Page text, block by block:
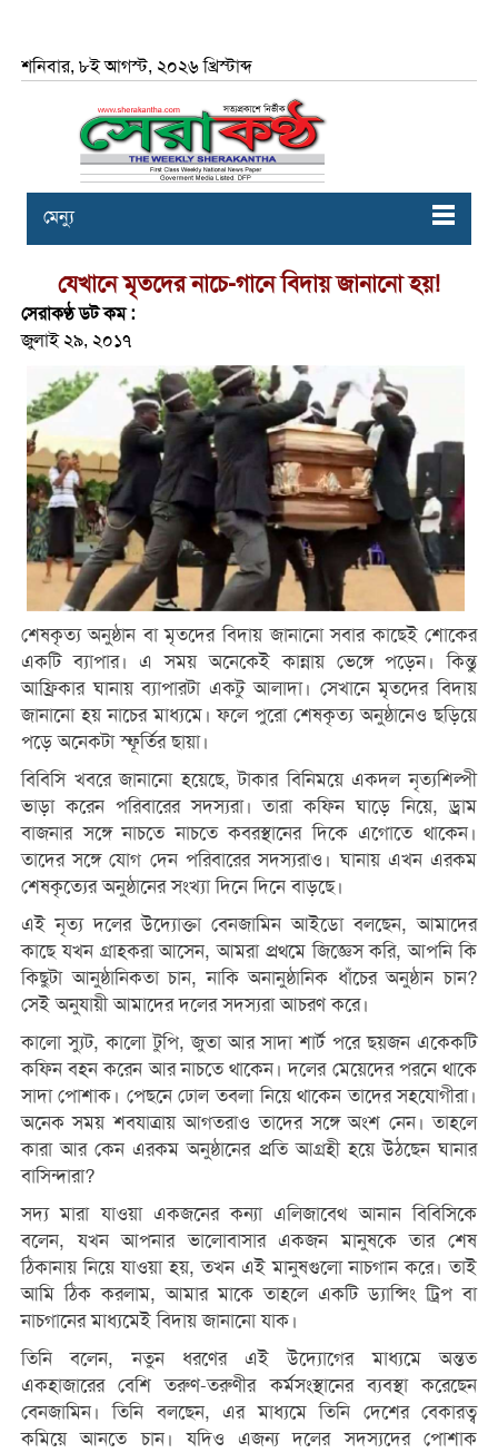
শনিবার, ৮ই আগস্ট, ২০২৬ খ্রিস্টাব্দ
মেন্যু
যেখানে মৃতদের নাচে-গানে বিদায় জানানো হয়!
সেরাকণ্ঠ ডট কম :
জুলাই ২৯, ২০১৭
শেষকৃত্য অনুষ্ঠান বা মৃতদের বিদায় জানানো সবার কাছেই শোকের
একটি ব্যাপার। এ সময় অনেকেই কান্নায় ভেঙ্গে পড়েন। কিন্তু
আফ্রিকার ঘানায় ব্যাপারটা একটু আলাদা। সেখানে মৃতদের বিদায়
জানানো হয় নাচের মাধ্যমে। ফলে পুরো শেষকৃত্য অনুষ্ঠানেও ছড়িয়ে
পড়ে অনেকটা স্ফূর্তির ছায়া।
বিবিসি খবরে জানানো হয়েছে, টাকার বিনিময়ে একদল নৃত্যশিল্পী
ভাড়া করেন পরিবারের সদস্যরা। তারা কফিন ঘাড়ে নিয়ে, ড্রাম
বাজনার সঙ্গে নাচতে নাচতে কবরস্থানের দিকে এগোতে থাকেন।
তাদের সঙ্গে যোগ দেন পরিবারের সদস্যরাও। ঘানায় এখন এরকম
শেষকৃত্যের অনুষ্ঠানের সংখ্যা দিনে দিনে বাড়ছে।
এই নৃত্য দলের উদ্যোক্তা বেনজামিন আইডো বলছেন, আমাদের
কাছে যখন গ্রাহকরা আসেন, আমরা প্রথমে জিজ্ঞেস করি, আপনি কি
কিছুটা আনুষ্ঠানিকতা চান, নাকি অনানুষ্ঠানিক ধাঁচের অনুষ্ঠান চান?
সেই অনুযায়ী আমাদের দলের সদস্যরা আচরণ করে।
কালো স্যুট, কালো টুপি, জুতা আর সাদা শার্ট পরে ছয়জন একেকটি
কফিন বহন করেন আর নাচতে থাকেন। দলের মেয়েদের পরনে থাকে
সাদা পোশাক। পেছনে ঢোল তবলা নিয়ে থাকেন তাদের সহযোগীরা।
অনেক সময় শবযাত্রায় আগতরাও তাদের সঙ্গে অংশ নেন। তাহলে
কারা আর কেন এরকম অনুষ্ঠানের প্রতি আগ্রহী হয়ে উঠছেন ঘানার
বাসিন্দারা?
সদ্য মারা যাওয়া একজনের কন্যা এলিজাবেথ আনান বিবিসিকে
বলেন, যখন আপনার ভালোবাসার একজন মানুষকে তার শেষ
ঠিকানায় নিয়ে যাওয়া হয়, তখন এই মানুষগুলো নাচগান করে। তাই
আমি ঠিক করলাম, আমার মাকে তাহলে একটি ড্যান্সিং ট্রিপ বা
নাচগানের মাধ্যমেই বিদায় জানানো যাক।
তিনি বলেন, নতুন ধরণের এই উদ্যোগের মাধ্যমে অন্তত
একহাজারের বেশি তরুণ-তরুণীর কর্মসংস্থানের ব্যবস্থা করেছেন
বেনজামিন। তিনি বলছেন, এর মাধ্যমে তিনি দেশের বেকারত্ব
কমিয়ে আনতে চান। যদিও এজন্য দলের সদস্যদের পোশাক